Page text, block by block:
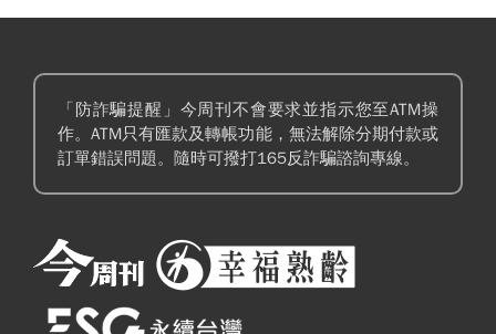
「防詐騙提醒」今周刊不會要求並指示您至ATM操
作。ATM只有匯款及轉帳功能，無法解除分期付款或
訂單錯誤問題。隨時可撥打165反詐騙諮詢專線。